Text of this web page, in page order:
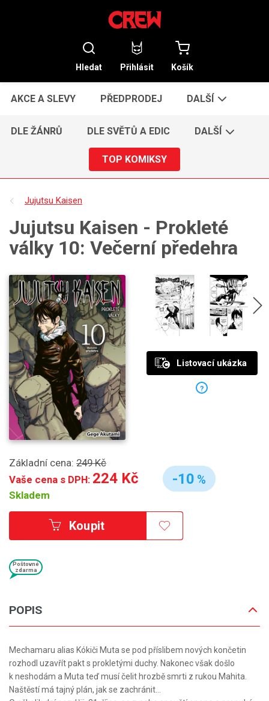
Hledat Přihlásit Košík
AKCE A SLEVY PŘEDPRODEJ DALŠÍ
DLE ŽÁNRŮ DLE SVĚTŮ A EDIC DALŠÍ
TOP KOMIKSY
Jujutsu Kaisen
Jujutsu Kaisen - Prokleté
války 10: Večerní předehra
Základní cena: 249 Kč
Vaše cena s DPH: 224 Kč
Skladem
-10 %
Koupit
Poštovné
zdarma
POPIS
Mechamaru alias Kókiči Muta se pod příslibem nových končetin
rozhodl uzavřít pakt s prokletými duchy. Nakonec však došlo
k neshodám a Muta teď musí čelit hrozbě smrti z rukou Mahita.
Naštěstí má tajný plán, jak se zachránit...
Listovací ukázka
?